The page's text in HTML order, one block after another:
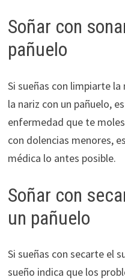
Soñar con
pañuelo
Si sueñas con limpiarte
la nariz con un pañuelo,
enfermedad que te
con dolencias menores,
médica lo antes posible.
Soñar con
un pañuelo
Si sueñas con secarte el
sueño indica que los